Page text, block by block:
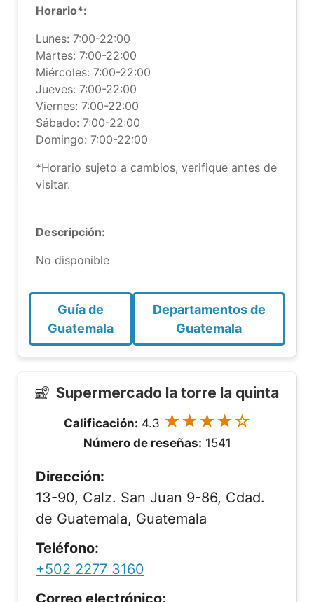
Horario*:
Lunes: 7:00-22:00
Martes: 7:00-22:00
Miércoles: 7:00-22:00
Jueves: 7:00-22:00
Viernes: 7:00-22:00
Sábado: 7:00-22:00
Domingo: 7:00-22:00
*Horario sujeto a cambios, verifique antes de
visitar.
Descripción:
No disponible
Guía de
Guatemala
Departamentos de
Guatemala
Supermercado la torre la quinta
Calificación: 4.3 ★★★★☆
Número de reseñas: 1541
Dirección:
13-90, Calz. San Juan 9-86, Cdad.
de Guatemala, Guatemala
Teléfono:
+502 2277 3160
Correo electrónico: